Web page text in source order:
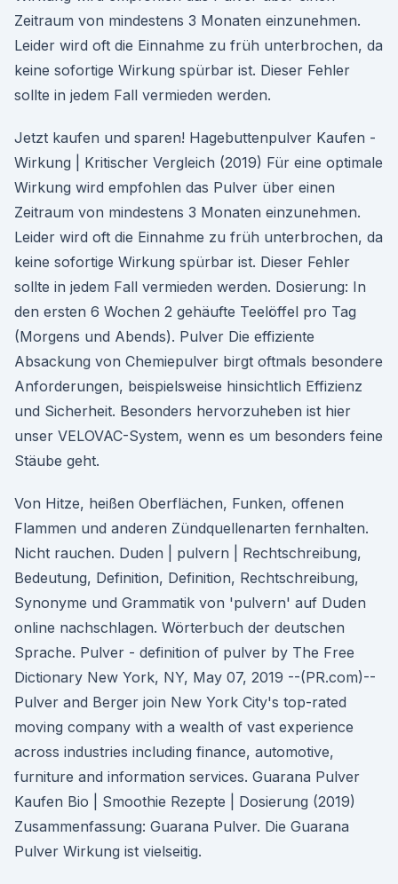
Zeitraum von mindestens 3 Monaten einzunehmen.
Leider wird oft die Einnahme zu früh unterbrochen, da
keine sofortige Wirkung spürbar ist. Dieser Fehler
sollte in jedem Fall vermieden werden.
Jetzt kaufen und sparen! Hagebuttenpulver Kaufen -
Wirkung | Kritischer Vergleich (2019) Für eine optimale
Wirkung wird empfohlen das Pulver über einen
Zeitraum von mindestens 3 Monaten einzunehmen.
Leider wird oft die Einnahme zu früh unterbrochen, da
keine sofortige Wirkung spürbar ist. Dieser Fehler
sollte in jedem Fall vermieden werden. Dosierung: In
den ersten 6 Wochen 2 gehäufte Teelöffel pro Tag
(Morgens und Abends). Pulver Die effiziente
Absackung von Chemiepulver birgt oftmals besondere
Anforderungen, beispielsweise hinsichtlich Effizienz
und Sicherheit. Besonders hervorzuheben ist hier
unser VELOVAC-System, wenn es um besonders feine
Stäube geht.
Von Hitze, heißen Oberflächen, Funken, offenen
Flammen und anderen Zündquellenarten fernhalten.
Nicht rauchen. Duden | pulvern | Rechtschreibung,
Bedeutung, Definition, Definition, Rechtschreibung,
Synonyme und Grammatik von 'pulvern' auf Duden
online nachschlagen. Wörterbuch der deutschen
Sprache. Pulver - definition of pulver by The Free
Dictionary New York, NY, May 07, 2019 --(PR.com)--
Pulver and Berger join New York City's top-rated
moving company with a wealth of vast experience
across industries including finance, automotive,
furniture and information services. Guarana Pulver
Kaufen Bio | Smoothie Rezepte | Dosierung (2019)
Zusammenfassung: Guarana Pulver. Die Guarana
Pulver Wirkung ist vielseitig.